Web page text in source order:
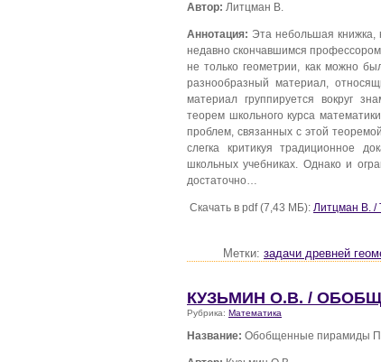
Автор: Литцман В.
Аннотация: Эта небольшая книжка,
недавно скончавшимся
не только геометрии, как можно
разнообразный материал,
материал группируется вокруг
теорем школьного курса
проблем, связанных с этой
слегка критикуя традиционное
школьных учебниках. Однако и
достаточно…
Скачать в pdf (7,43 МБ): Литцман В. /
Метки: задачи древней
КУЗЬМИН О.В. /
Рубрика: Математика
Название: Обобщенные пирамиды